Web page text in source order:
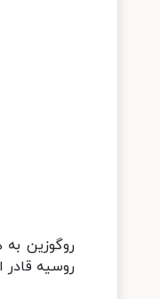
روگوزین
روسیه